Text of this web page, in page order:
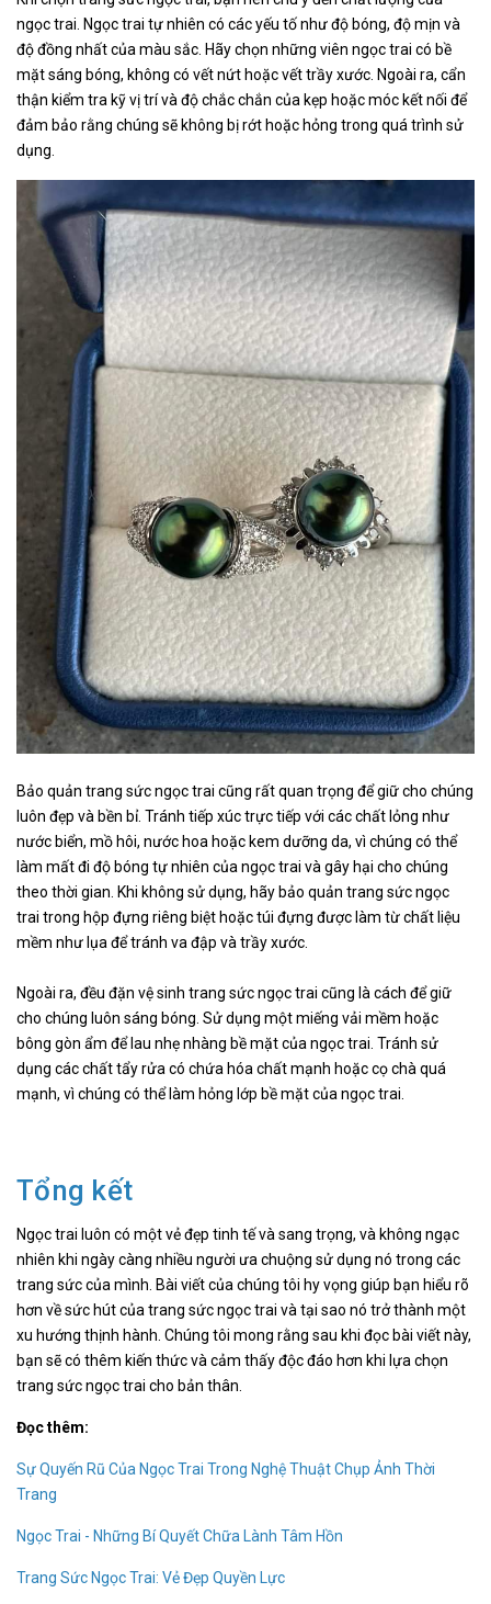
ngọc trai. Ngọc trai tự nhiên có các yếu tố như độ bóng, độ mịn và
độ đồng nhất của màu sắc. Hãy chọn những viên ngọc trai có bề
mặt sáng bóng, không có vết nứt hoặc vết trầy xước. Ngoài ra, cẩn
thận kiểm tra kỹ vị trí và độ chắc chắn của kẹp hoặc móc kết nối để
đảm bảo rằng chúng sẽ không bị rớt hoặc hỏng trong quá trình sử
dụng.
Bảo quản trang sức ngọc trai cũng rất quan trọng để giữ cho chúng
luôn đẹp và bền bỉ. Tránh tiếp xúc trực tiếp với các chất lỏng như
nước biển, mồ hôi, nước hoa hoặc kem dưỡng da, vì chúng có thể
làm mất đi độ bóng tự nhiên của ngọc trai và gây hại cho chúng
theo thời gian. Khi không sử dụng, hãy bảo quản trang sức ngọc
trai trong hộp đựng riêng biệt hoặc túi đựng được làm từ chất liệu
mềm như lụa để tránh va đập và trầy xước.
Ngoài ra, đều đặn vệ sinh trang sức ngọc trai cũng là cách để giữ
cho chúng luôn sáng bóng. Sử dụng một miếng vải mềm hoặc
bông gòn ẩm để lau nhẹ nhàng bề mặt của ngọc trai. Tránh sử
dụng các chất tẩy rửa có chứa hóa chất mạnh hoặc cọ chà quá
mạnh, vì chúng có thể làm hỏng lớp bề mặt của ngọc trai.
Tổng kết
Ngọc trai luôn có một vẻ đẹp tinh tế và sang trọng, và không ngạc
nhiên khi ngày càng nhiều người ưa chuộng sử dụng nó trong các
trang sức của mình. Bài viết của chúng tôi hy vọng giúp bạn hiểu rõ
hơn về sức hút của trang sức ngọc trai và tại sao nó trở thành một
xu hướng thịnh hành. Chúng tôi mong rằng sau khi đọc bài viết này,
bạn sẽ có thêm kiến thức và cảm thấy độc đáo hơn khi lựa chọn
trang sức ngọc trai cho bản thân.
Đọc thêm:
Sự Quyến Rũ Của Ngọc Trai Trong Nghệ Thuật Chụp Ảnh Thời
Trang
Ngọc Trai - Những Bí Quyết Chữa Lành Tâm Hồn
Trang Sức Ngọc Trai: Vẻ Đẹp Quyền Lực